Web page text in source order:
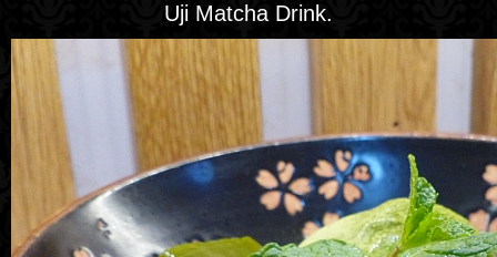
Uji Matcha Drink.